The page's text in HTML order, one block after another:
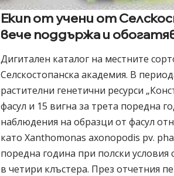
Екип от учени от
вече поддържа и
Дигитален каталог на местните
Селскостопанска академия. В
растителни генетични ресурси
фасул и 15 вигна за трета поредна
наблюдения на образци от фасул
като Xanthomonas axonopodis pv.
поредна година при полски условия
в четири клъстера. През отчетния